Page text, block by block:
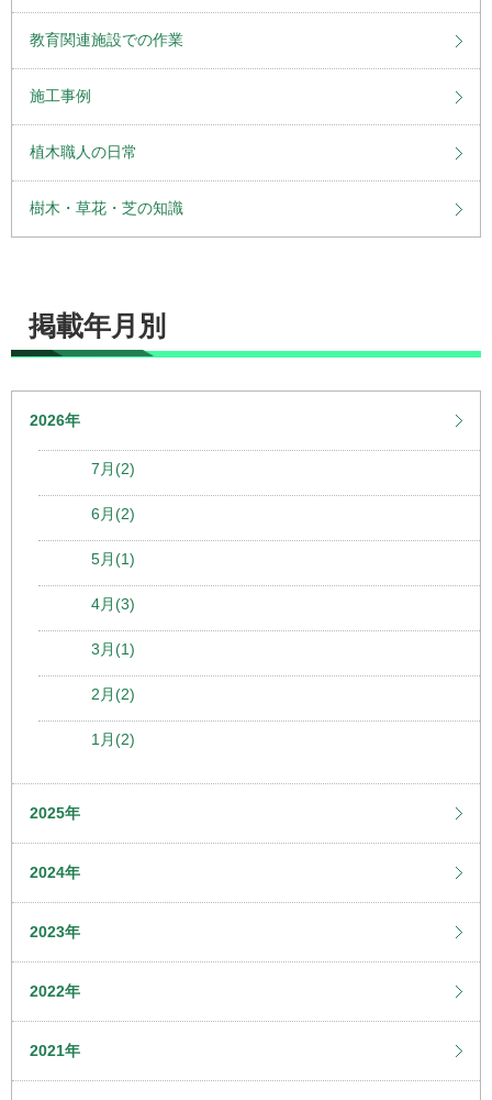
教育関連施設での作業
施工事例
植木職人の日常
樹木・草花・芝の知識
掲載年月別
2026年
7月(2)
6月(2)
5月(1)
4月(3)
3月(1)
2月(2)
1月(2)
2025年
2024年
2023年
2022年
2021年